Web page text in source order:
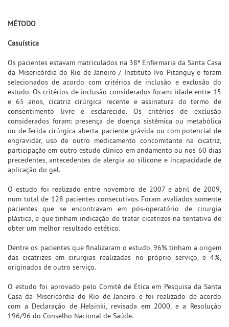
MÉTODO
Casuística
Os pacientes estavam matriculados na 38ª Enfermaria da Santa Casa
da Misericórdia do Rio de Janeiro / Instituto Ivo Pitanguy e foram
selecionados de acordo com critérios de inclusão e exclusão do
estudo. Os critérios de inclusão considerados foram: idade entre 15
e 65 anos, cicatriz cirúrgica recente e assinatura do termo de
consentimento livre e esclarecido. Os critérios de exclusão
considerados foram: presença de doença sistêmica ou metabólica
ou de ferida cirúrgica aberta, paciente grávida ou com potencial de
engravidar, uso de outro medicamento concomitante na cicatriz,
participação em outro estudo clínico em andamento ou nos 60 dias
precedentes, antecedentes de alergia ao silicone e incapacidade de
aplicação do gel.
O estudo foi realizado entre novembro de 2007 e abril de 2009,
num total de 128 pacientes consecutivos. Foram avaliados somente
pacientes que se encontravam em pós-operatório de cirurgia
plástica, e que tinham indicação de tratar cicatrizes na tentativa de
obter um melhor resultado estético.
Dentre os pacientes que finalizaram o estudo, 96% tinham a origem
das cicatrizes em cirurgias realizadas no próprio serviço, e 4%,
originados de outro serviço.
O estudo foi aprovado pelo Comitê de Ética em Pesquisa da Santa
Casa da Misericórdia do Rio de Janeiro e foi realizado de acordo
com a Declaração de Helsinki, revisada em 2000, e a Resolução
196/96 do Conselho Nacional de Saúde.